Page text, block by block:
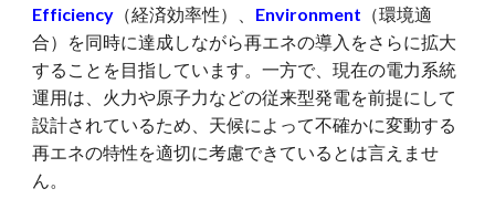
Efficiency （経済効率性）、 Environment （環境適
合）を同時に達成しながら再エネの導入をさらに拡大
することを目指しています。一方で、現在の電力系統
運用は、火力や原子力などの従来型発電を前提にして
設計されているため、天候によって不確かに変動する
再エネの特性を適切に考慮できているとは言えませ
ん。